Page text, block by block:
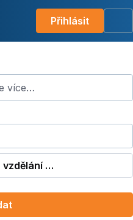
Přihlásit
více…
vzdělání …